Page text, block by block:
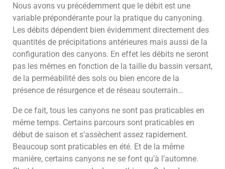
Nous avons vu précédemment que le débit est une
variable prépondérante pour la pratique du canyoning.
Les débits dépendent bien évidemment directement des
quantités de précipitations antérieures mais aussi de la
configuration des canyons. En effet les débits ne seront
pas les mêmes en fonction de la taille du bassin versant,
de la perméabilité des sols ou bien encore de la
présence de résurgence et de réseau souterrain…
De ce fait, tous les canyons ne sont pas praticables en
même temps. Certains parcours sont praticables en
début de saison et s’assèchent assez rapidement.
Beaucoup sont praticables en été. Et de la même
manière, certains canyons ne se font qu’à l’automne.